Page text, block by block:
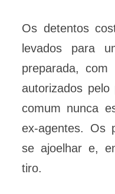
Os detentos
levados para
preparada, com
autorizados
comum nunca
ex-agentes. Os
se ajoelhar e,
tiro.